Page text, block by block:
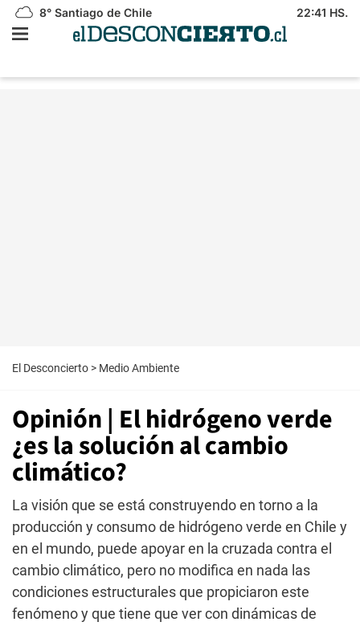
8° Santiago de Chile 22:41 HS.
El Desconcierto > Medio Ambiente
Opinión | El hidrógeno verde
¿es la solución al cambio
climático?
La visión que se está construyendo en torno a la
producción y consumo de hidrógeno verde en Chile y
en el mundo, puede apoyar en la cruzada contra el
cambio climático, pero no modifica en nada las
condiciones estructurales que propiciaron este
fenómeno y que tiene que ver con dinámicas de